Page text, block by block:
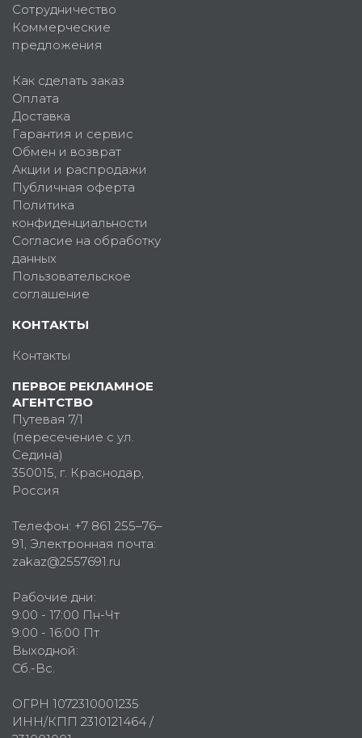
Сотрудничество
Коммерческие
предложения
Как сделать заказ
Оплата
Доставка
Гарантия и сервис
Обмен и возврат
Акции и распродажи
Публичная оферта
Политика
конфиденциальности
Согласие на обработку
данных
Пользовательское
соглашение
КОНТАКТЫ
Контакты
ПЕРВОЕ РЕКЛАМНОЕ
АГЕНТСТВО
Путевая 7/1
(пересечение с ул.
Седина)
350015 , г. Краснодар,
Россия
Телефон: +7 861 255–76–
91 , Электронная почта:
zakaz@2557691.ru
Рабочие дни:
9:00 - 17:00 Пн-Чт
9:00 - 16:00 Пт
Выходной:
Сб.-Вс.
ОГРН 1072310001235
ИНН/КПП 2310121464 /